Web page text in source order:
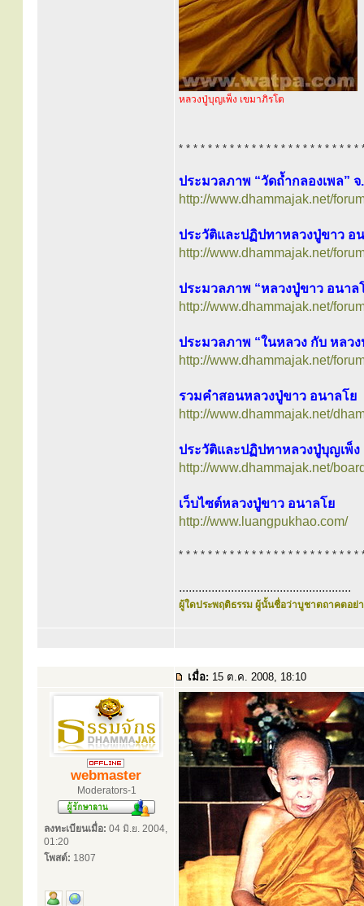
หลวงปู่บุญเพ็ง เขมาภิรโต
* * * * * * * * * * * * * * * * * * * * * * * * *
ประมวลภาพ “วัดถ้ำกลองเพล”
http://www.dhammajak.net/
ประวัติและปฏิปทาหลวงปู่ขาว อ
http://www.dhammajak.net/
ประมวลภาพ “หลวงปู่ขาว อนาล
http://www.dhammajak.net/
ประมวลภาพ “ในหลวง กับ หลว
http://www.dhammajak.net/
รวมคำสอนหลวงปู่ขาว อนาลโย
http://www.dhammajak.net/
ประวัติและปฏิปทาหลวงปู่บุญเพ็ง
http://www.dhammajak.net/
เว็บไซต์หลวงปู่ขาว อนาลโย
http://www.luangpukhao.com/
* * * * * * * * * * * * * * * * * * * * * * * * *
.....................................................
ผู้ใดประพฤติธรรม ผู้นั้นชื่อว่าบูชาตถาคตอย่า
เมื่อ: 15 ต.ค. 2008, 18:10
webmaster
Moderators-1
ลงทะเบียนเมื่อ: 04 มิ.ย. 2004,
01:20
โพสต์: 1807